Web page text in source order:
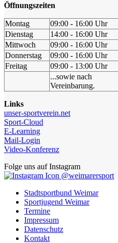
Öffnungszeiten
Montag
09:00 - 16:00 Uhr
Dienstag
14:00 - 16:00 Uhr
Mittwoch
09:00 - 16:00 Uhr
Donnerstag
09:00 - 16:00 Uhr
Freitag
09:00 - 13:00 Uhr
...sowie nach
Vereinbarung.
Links
unser-sportverein.net
Sport-Cloud
E-Learning
Mail-Login
Video-Konferenz
Folge uns auf Instagram
@weimarersport
Stadtsportbund Weimar
Sportjugend Weimar
Termine
Impressum
Datenschutz
Kontakt